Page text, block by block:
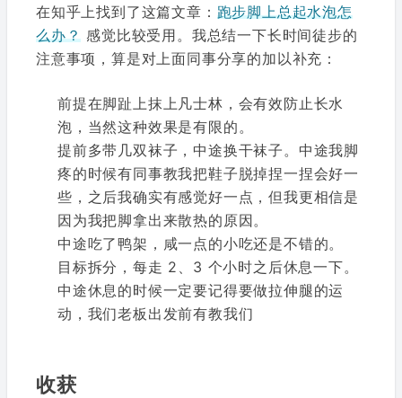
在知乎上找到了这篇文章： 跑步脚上总起水泡怎
么办？ 感觉比较受用。我总结一下长时间徒步的
注意事项，算是对上面同事分享的加以补充：
前提在脚趾上抹上凡士林，会有效防止长水
泡，当然这种效果是有限的。
提前多带几双袜子，中途换干袜子。中途我脚
疼的时候有同事教我把鞋子脱掉捏一捏会好一
些，之后我确实有感觉好一点，但我更相信是
因为我把脚拿出来散热的原因。
中途吃了鸭架，咸一点的小吃还是不错的。
目标拆分，每走 2、3 个小时之后休息一下。
中途休息的时候一定要记得要做拉伸腿的运
动，我们老板出发前有教我们
收获